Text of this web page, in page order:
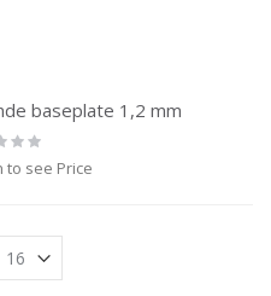
baseplate 1,2 mm
to see Price